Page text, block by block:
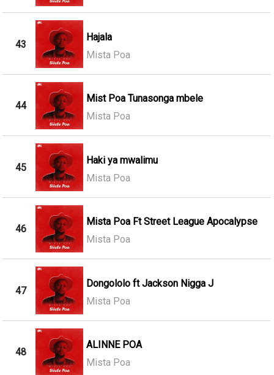
43
Hajala
Mista Poa
44
Mist Poa Tunasonga mbele
Mista Poa
45
Haki ya mwalimu
Mista Poa
46
Mista Poa Ft Street League Apocalypse
Mista Poa
47
Dongololo ft Jackson Nigga J
Mista Poa
48
ALINNE POA
Mista Poa